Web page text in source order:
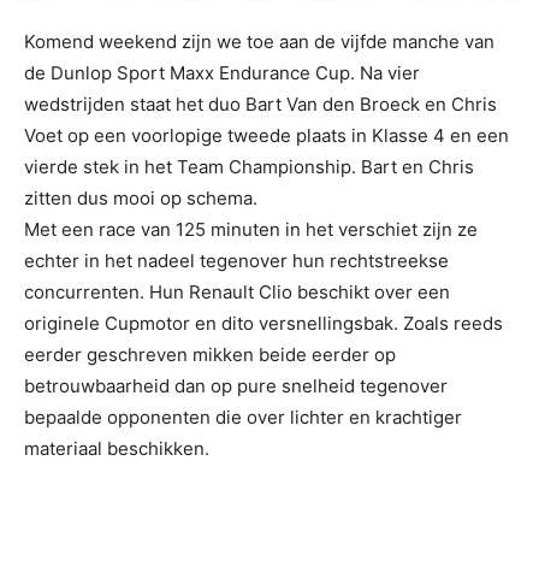
Komend weekend zijn we toe aan de vijfde manche van
de Dunlop Sport Maxx Endurance Cup. Na vier
wedstrijden staat het duo Bart Van den Broeck en Chris
Voet op een voorlopige tweede plaats in Klasse 4 en een
vierde stek in het Team Championship. Bart en Chris
zitten dus mooi op schema.
Met een race van 125 minuten in het verschiet zijn ze
echter in het nadeel tegenover hun rechtstreekse
concurrenten. Hun Renault Clio beschikt over een
originele Cupmotor en dito versnellingsbak. Zoals reeds
eerder geschreven mikken beide eerder op
betrouwbaarheid dan op pure snelheid tegenover
bepaalde opponenten die over lichter en krachtiger
materiaal beschikken.